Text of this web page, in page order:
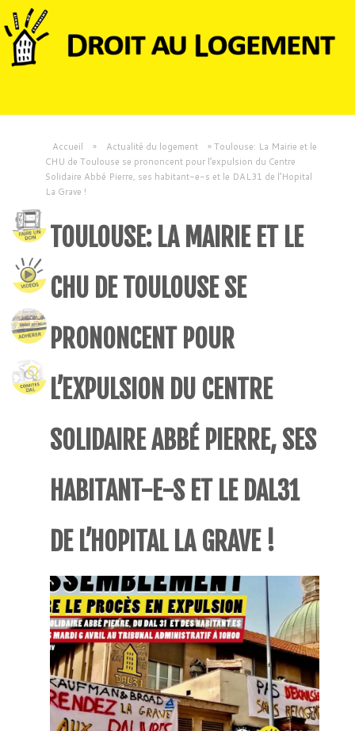
Accueil » Actualité du logement »Toulouse: La Mairie et le
CHU de Toulouse se prononcent pour l’expulsion du Centre
Solidaire Abbé Pierre, ses habitant-e-s et le DAL31 de l’Hopital
La Grave !
TOULOUSE: LA MAIRIE ET LE
CHU DE TOULOUSE SE
PRONONCENT POUR
L’EXPULSION DU CENTRE
SOLIDAIRE ABBÉ PIERRE, SES
HABITANT-E-S ET LE DAL31
DE L’HOPITAL LA GRAVE !